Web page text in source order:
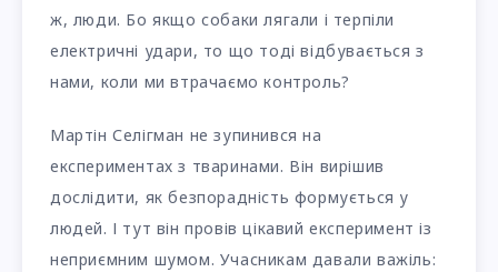
ж, люди. Бо якщо собаки лягали і терпіли
електричні удари, то що тоді відбувається з
нами, коли ми втрачаємо контроль?
Мартін Селігман не зупинився на
експериментах з тваринами. Він вирішив
дослідити, як безпорадність формується у
людей. І тут він провів цікавий експеримент із
неприємним шумом. Учасникам давали важіль: